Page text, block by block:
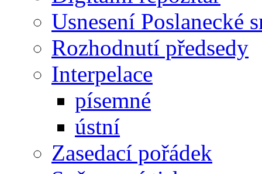
Usnesení Poslanecké
Rozhodnutí předsedy
Interpelace
písemné
ústní
Zasedací pořádek